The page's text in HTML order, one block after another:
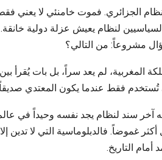
الجزائري. فموت خامنئي لا يعني
لنظام يعيش عزلة دولية
مشروعاً: من التالي؟
المغربية، لم يعد سراً، بل بات يُقرأ
تُستخدم فقط عندما يكون المعتدي
آخر سند لنظام يجد نفسه وحيداً في
غموضاً. فالدبلوماسية التي لا تدين إلا
أمام التاريخ.